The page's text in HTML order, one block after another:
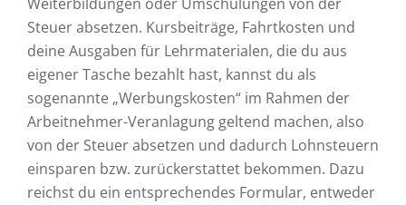
Steuer absetzen. Kursbeiträge, Fahrtkosten und
deine Ausgaben für Lehrmaterialen, die du aus
eigener Tasche bezahlt hast, kannst du als
sogenannte „Werbungskosten“ im Rahmen der
Arbeitnehmer-Veranlagung geltend machen, also
von der Steuer absetzen und dadurch Lohnsteuern
einsparen bzw. zurückerstattet bekommen. Dazu
reichst du ein entsprechendes Formular, entweder